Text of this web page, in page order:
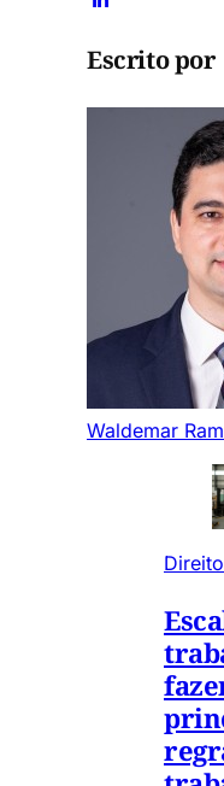
Escrito por
Waldemar